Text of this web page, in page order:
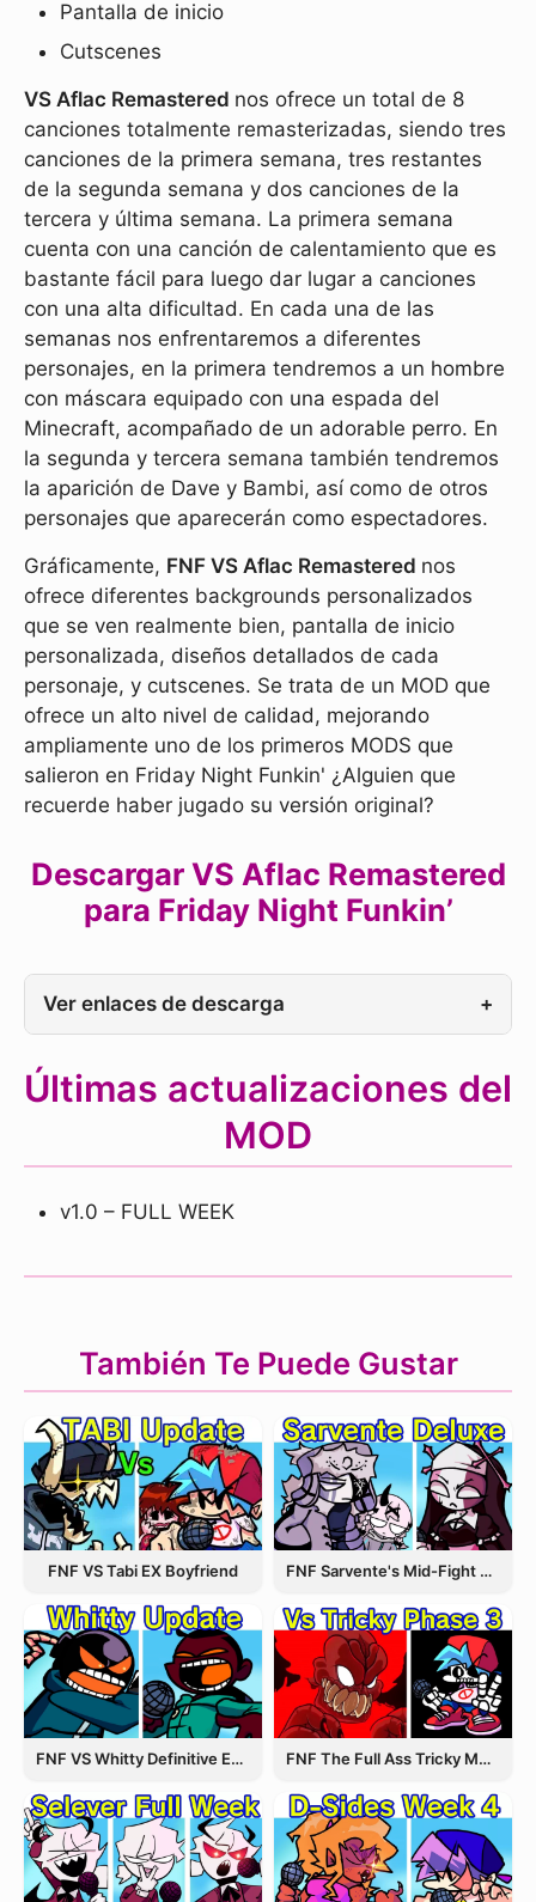
Pantalla de inicio
Cutscenes
VS Aflac Remastered nos ofrece un total de 8
canciones totalmente remasterizadas, siendo tres
canciones de la primera semana, tres restantes
de la segunda semana y dos canciones de la
tercera y última semana. La primera semana
cuenta con una canción de calentamiento que es
bastante fácil para luego dar lugar a canciones
con una alta dificultad. En cada una de las
semanas nos enfrentaremos a diferentes
personajes, en la primera tendremos a un hombre
con máscara equipado con una espada del
Minecraft, acompañado de un adorable perro. En
la segunda y tercera semana también tendremos
la aparición de Dave y Bambi, así como de otros
personajes que aparecerán como espectadores.
Gráficamente, FNF VS Aflac Remastered nos
ofrece diferentes backgrounds personalizados
que se ven realmente bien, pantalla de inicio
personalizada, diseños detallados de cada
personaje, y cutscenes. Se trata de un MOD que
ofrece un alto nivel de calidad, mejorando
ampliamente uno de los primeros MODS que
salieron en Friday Night Funkin' ¿Alguien que
recuerde haber jugado su versión original?
Descargar VS Aflac Remastered
para Friday Night Funkin’
Ver enlaces de descarga +
Últimas actualizaciones del
MOD
v1.0 – FULL WEEK
También Te Puede Gustar
FNF VS Tabi EX Boyfriend FNF Sarvente's Mid-Fight Masses
FNF VS Whitty Definitive Edition FNF The Full Ass Tricky MOD